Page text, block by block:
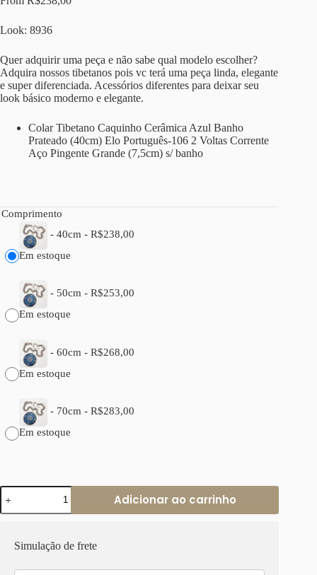
Look: 8936
Quer adquirir uma peça e não sabe qual modelo escolher?
Adquira nossos tibetanos pois vc terá uma peça linda, elegante
e super diferenciada. Acessórios diferentes para deixar seu
look básico moderno e elegante.
Colar Tibetano Caquinho Cerâmica Azul Banho
Prateado (40cm) Elo Português-106 2 Voltas Corrente
Aço Pingente Grande (7,5cm) s/ banho
Comprimento
- 40cm - R$238,00
Em estoque
- 50cm - R$253,00
Em estoque
- 60cm - R$268,00
Em estoque
- 70cm - R$283,00
Em estoque
Colar
Tibetano
Caquinho
Banho
Adicionar ao carrinho
Simulação de frete